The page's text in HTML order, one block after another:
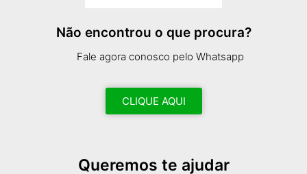
Não encontrou o que procura?
Fale agora conosco pelo Whatsapp
CLIQUE AQUI
Queremos te ajudar